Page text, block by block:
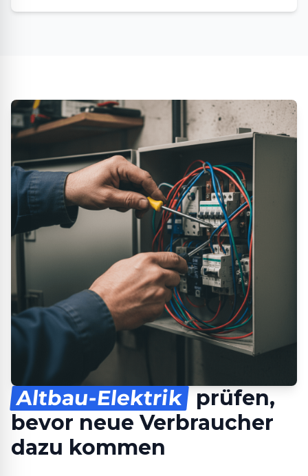
Altbau-Elektrik prüfen,
bevor neue Verbraucher
dazu kommen